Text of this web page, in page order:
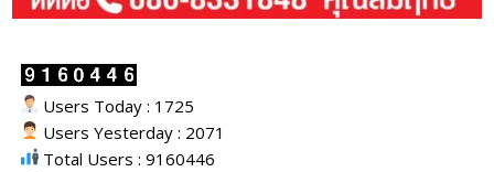
Users Today : 1725
Users Yesterday : 2071
Total Users : 9160446